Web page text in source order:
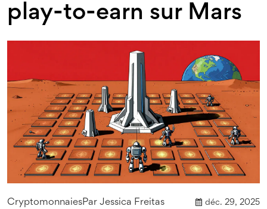
play-to-earn sur Mars
CryptomonnaiesPar Jessica Freitas déc. 29, 2025